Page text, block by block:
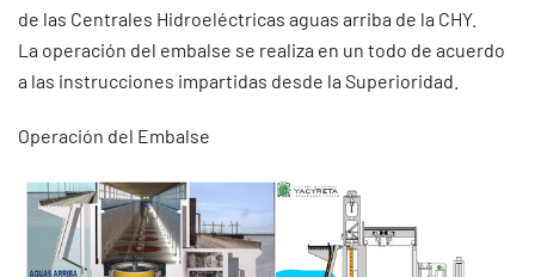
de las Centrales Hidroeléctricas aguas arriba de la CHY.
La operación del embalse se realiza en un todo de acuerdo
a las instrucciones impartidas desde la Superioridad.
Operación del Embalse